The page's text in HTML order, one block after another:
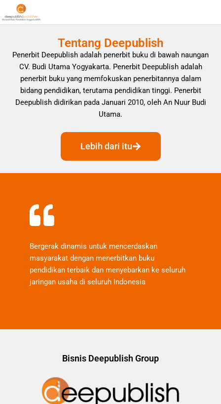
Tentang Deepublish
Penerbit Deepublish adalah penerbit buku di bawah naungan
CV. Budi Utama Yogyakarta. Penerbit Deepublish adalah
penerbit buku yang memfokuskan penerbitannya dalam
bidang pendidikan, terutama pendidikan tinggi. Penerbit
Deepublish didirikan pada Januari 2010, oleh An Nuur Budi
Utama.
Lebih dari itu
Bergerak dinamis untuk mencerdaskan
masyarakat dengan menerbitkan buku
pendidikan terbaik dan menyebarkan ke seluruh
jaringan usaha di seluruh Indonesia
Bisnis Deepublish Group